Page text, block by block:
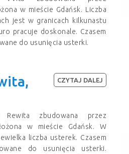
w mieście Gdańsk. Liczba
jest w granicach kilkunastu
pracuje doskonale. Czasem
do usunięcia usterki.
Rewita zbudowana przez
w mieście Gdańsk. W
liczba usterek. Czasem
do usunięcia usterki.
CZYTAJ DALEJ